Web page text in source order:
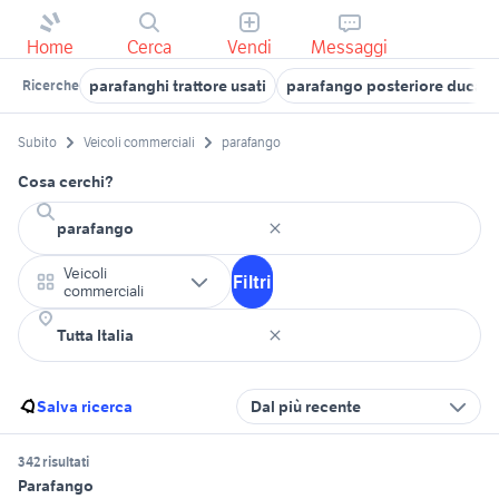
Home Cerca Vendi Messaggi
Ricerche parafanghi trattore usati parafango posteriore ducati
Subito Veicoli commerciali parafango
Cosa cerchi?
Veicoli
commerciali
Filtri
Salva ricerca Dal più recente
342 risultati
Parafango